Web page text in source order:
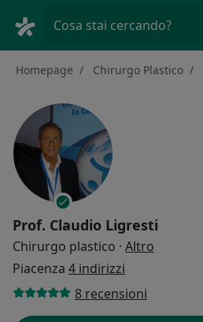
Cosa stai cercando?
Homepage Chirurgo Plastico
Prof. Claudio Ligresti
Chirurgo plastico · Altro
Piacenza 4 indirizzi
8 recensioni